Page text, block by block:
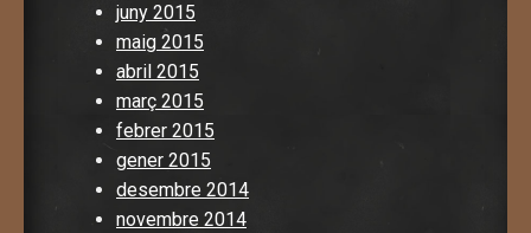
juny 2015
maig 2015
abril 2015
març 2015
febrer 2015
gener 2015
desembre 2014
novembre 2014